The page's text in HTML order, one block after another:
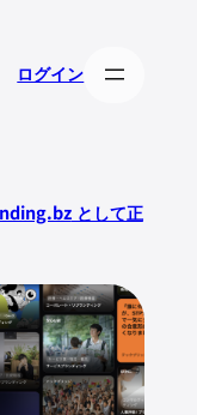
ログイン
として正